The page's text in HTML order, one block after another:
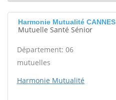
Harmonie Mutualité CANNES
Mutuelle Santé Sénior
Département: 06
mutuelles
Harmonie Mutualité